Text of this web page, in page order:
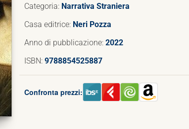
Categoria: Narrativa Straniera
Casa editrice: Neri Pozza
Anno di pubblicazione: 2022
ISBN: 9788854525887
Confronta prezzi: